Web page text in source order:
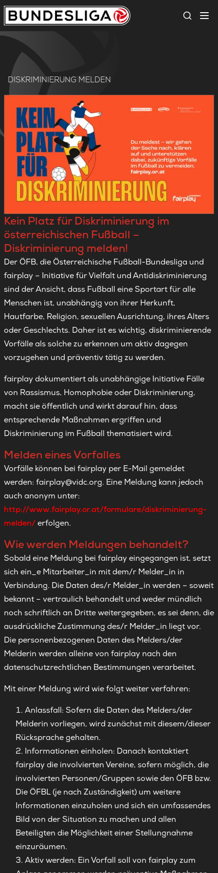
Suche
DISKRIMINIERUNG MELDEN
Kein Platz für Diskriminierung im
österreichischen Fußball –
Diskriminierung melden!
Der ÖFB, die Österreichische Fußball-Bundesliga und
fairplay – Initiative für Vielfalt und Antidiskriminierung
sind der Ansicht, dass Fußball eine Sportart für alle
Menschen ist, unabhängig von ihrer Herkunft,
Hautfarbe, Religion, sexuellen Ausrichtung, ihres Alters
oder Geschlechts. Daher ist es wichtig, diskriminierende
Vorfälle als solche zu erkennen um aktiv dagegen
vorzugehen und präventiv tätig zu werden.
fairplay dokumentiert als unabhängige Initiative Fälle
von Rassismus, Homophobie oder Diskriminierung,
macht sie öffentlich und wirkt darauf hin, dass
entsprechende Maßnahmen ergriffen und
Diskriminierung im Fußball thematisiert wird.
Melden eines Vorfalles
Vorfälle können bei fairplay per E-Mail gemeldet
werden: fairplay@vidc.org. Eine Meldung kann jedoch
auch anonym unter:
http://www.fairplay.or.at/formulare/diskriminierung-
melden/erfolgen.
Wie werden Meldungen behandelt?
Sobald eine Meldung bei fairplay eingegangen ist, setzt
sich ein_e Mitarbeiter_in mit dem/r Melder_in in
Verbindung. Die Daten des/r Melder_in werden – soweit
bekannt – vertraulich behandelt und weder mündlich
noch schriftlich an Dritte weitergegeben, es sei denn, die
ausdrückliche Zustimmung des/r Melder_in liegt vor.
Die personenbezogenen Daten des Melders/der
Melderin werden alleine von fairplay nach den
datenschutzrechtlichen Bestimmungen verarbeitet.
Mit einer Meldung wird wie folgt weiter verfahren:
Anlassfall: Sofern die Daten des Melders/der
Melderin vorliegen, wird zunächst mit diesem/dieser
Rücksprache gehalten.
Informationen einholen: Danach kontaktiert
fairplay die involvierten Vereine, sofern möglich, die
involvierten Personen/Gruppen sowie den ÖFB bzw.
Die ÖFBL (je nach Zuständigkeit) um weitere
Informationen einzuholen und sich ein umfassendes
Bild von der Situation zu machen und allen
Beteiligten die Möglichkeit einer Stellungnahme
einzuräumen.
Aktiv werden: Ein Vorfall soll von fairplay zum